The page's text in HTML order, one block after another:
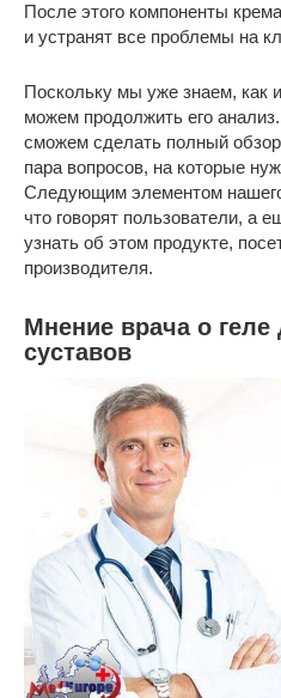
После этого компоненты
и устранят все проблемы на
Поскольку мы уже знаем, как
можем продолжить его
сможем сделать полный
пара вопросов, на которые
Следующим элементом
что говорят пользователи, а
узнать об этом продукте,
производителя.
Мнение врача о геле
суставов